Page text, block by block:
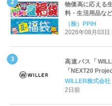
物価高に応える
料・生活用品な
「夏福袋」＆セ
（株）PPIH
2026年08月03日
高速バス「
「NEXT20
WILLER株式会社
2日前